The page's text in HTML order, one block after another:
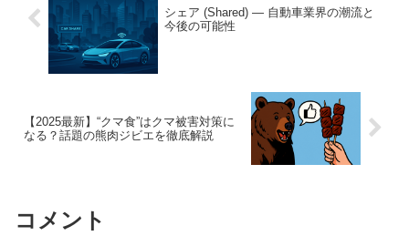
シェア (Shared) — 自動車業界の潮流と
今後の可能性
【2025最新】“クマ食”はクマ被害対策に
なる？話題の熊肉ジビエを徹底解説
コメント